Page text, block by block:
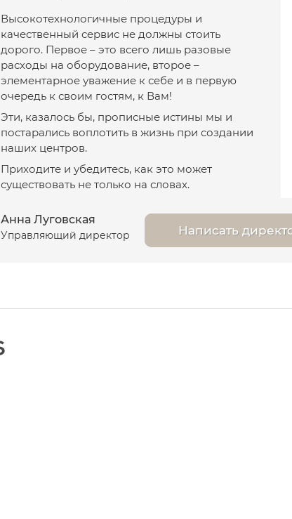
Высокотехнологичные процедуры и
качественный сервис не должны стоить
дорого. Первое – это всего лишь разовые
расходы на оборудование, второе –
элементарное уважение к себе и в первую
очередь к своим гостям, к Вам!
Эти, казалось бы, прописные истины мы и
постарались воплотить в жизнь при создании
наших центров.
Приходите и убедитесь, как это может
существовать не только на словах.
Анна Луговская
Управляющий директор Написать